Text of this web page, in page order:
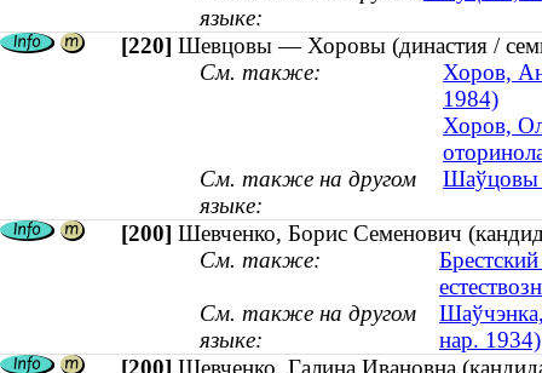
языке:
[220] Шевцовы — Хоровы (династия /
См. также:
Хоров,
1984)
Хоров,
См. также на другом
языке:
Шаўцовы
[200] Шевченко, Борис Семенович
См. также:
См. также на другом
языке:
Шаўчэнка,
нар. 1934)